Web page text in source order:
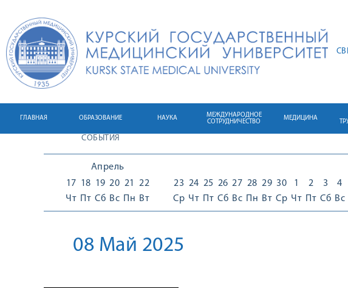
ГЛАВНАЯ ОБРАЗОВАНИЕ НАУКА
МЕЖДУНАРОДНОЕ
СОТРУДНИЧЕСТВО
МЕДИЦИНА
СОБЫТИЯ
Апрель
17
Чт
18
Пт
19
Сб
20
Вс
21
Пн
22
Вт
23
Ср
24
Чт
25
Пт
26
Сб
27
Вс
28
Пн
29
Вт
30
Ср
1
Чт
2
Пт
3
Сб
4
Вс
08 Май 2025